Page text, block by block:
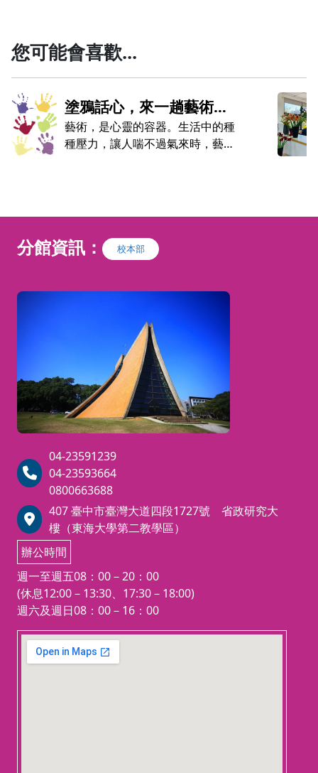
您可能會喜歡...
的
(B
刻
塗鴉話心，來一趟藝術養
心陪伴之旅
藝術，是心靈的容器。生活中的種
種壓力，讓人喘不過氣來時，藝術
受到什麼，或發現了什麼？甚至，
你可能什麼都沒有發現，那也沒有
美好的自我相遇。這是一個透過創
作與內在對話的旅程，在探索陪伴
自我的旅途中，我們試著走入自己
內在的森林，遊戲、陪伴、滋養及
遇見未知的自己。
分館資訊： 校本部
04-23591239
04-23593664
0800663688
407 臺中市臺灣大道四段1727號 省政研究大
樓（東海大學第二教學區）
辦公時間
週一至週五08：00－20：00
(休息12:00－13:30、17:30－18:00)
週六及週日08：00－16：00
123 movies
embedgooglemap.net